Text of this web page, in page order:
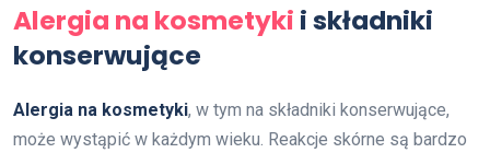
Alergia na kosmetyki i składniki
konserwujące
Alergia na kosmetyki, w tym na składniki konserwujące,
może wystąpić w każdym wieku. Reakcje skórne są bardzo